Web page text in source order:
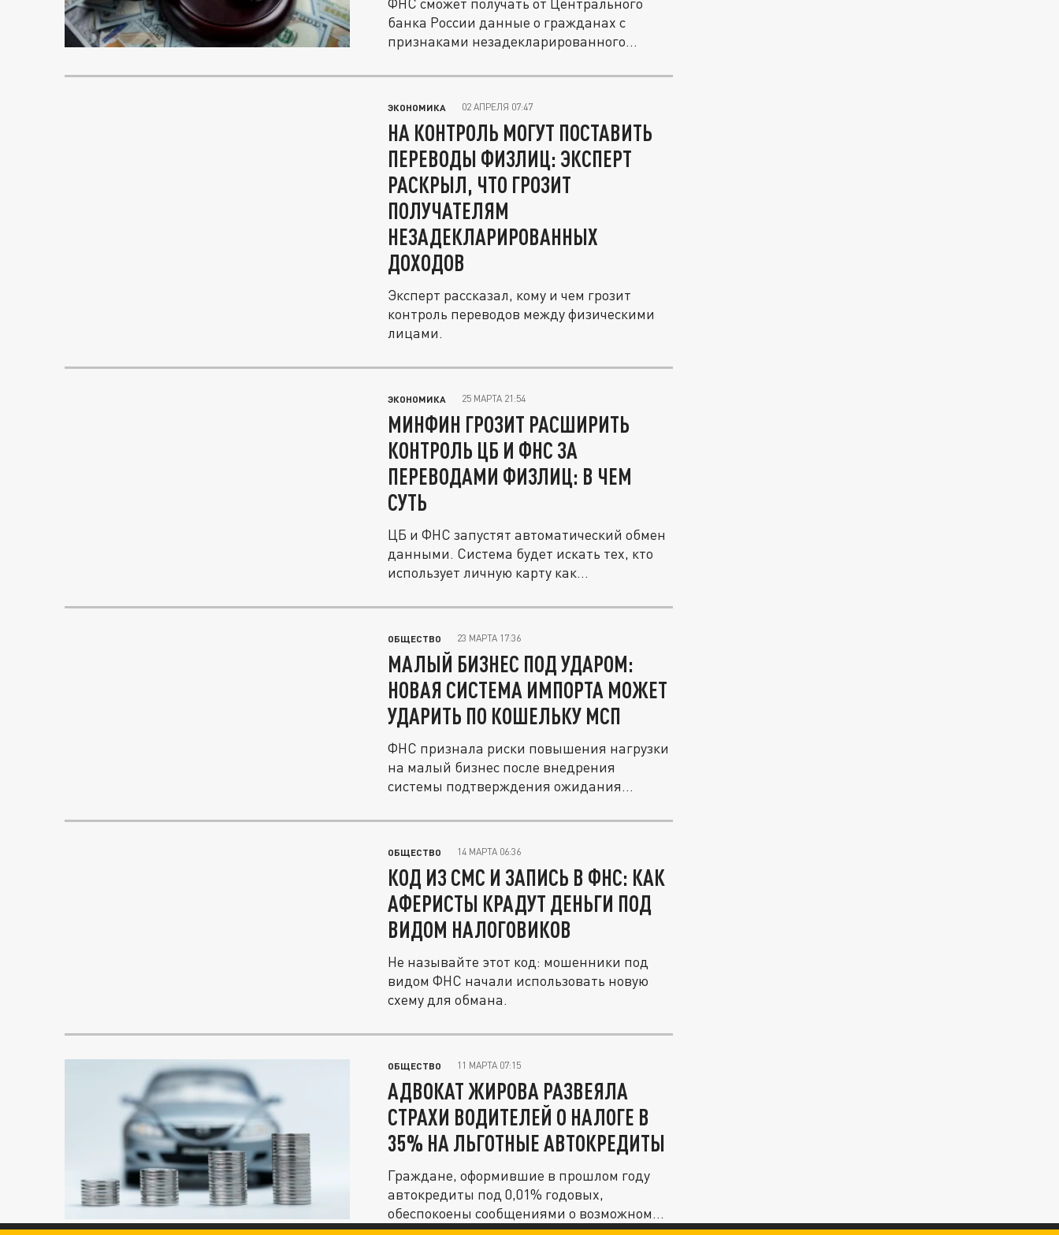
банка России данные о гражданах с
признаками незадекларированного
ЭКОНОМИКА 02 АПРЕЛЯ 07:47
НА КОНТРОЛЬ МОГУТ ПОСТАВИТЬ
ПЕРЕВОДЫ ФИЗЛИЦ: ЭКСПЕРТ
РАСКРЫЛ, ЧТО ГРОЗИТ
ПОЛУЧАТЕЛЯМ
НЕЗАДЕКЛАРИРОВАННЫХ
ДОХОДОВ
Эксперт рассказал, кому и чем грозит
контроль переводов между физическими
лицами.
ЭКОНОМИКА 25 МАРТА 21:54
МИНФИН ГРОЗИТ РАСШИРИТЬ
КОНТРОЛЬ ЦБ И ФНС ЗА
ПЕРЕВОДАМИ ФИЗЛИЦ: В ЧЕМ
СУТЬ
ЦБ и ФНС запустят автоматический обмен
данными. Система будет искать тех, кто
использует личную карту как...
ОБЩЕСТВО 23 МАРТА 17:36
МАЛЫЙ БИЗНЕС ПОД УДАРОМ:
НОВАЯ СИСТЕМА ИМПОРТА МОЖЕТ
УДАРИТЬ ПО КОШЕЛЬКУ МСП
ФНС признала риски повышения нагрузки
на малый бизнес после внедрения
системы подтверждения ожидания
ОБЩЕСТВО 14 МАРТА 06:36
КОД ИЗ СМС И ЗАПИСЬ В ФНС: КАК
АФЕРИСТЫ КРАДУТ ДЕНЬГИ ПОД
ВИДОМ НАЛОГОВИКОВ
Не называйте этот код: мошенники под
видом ФНС начали использовать новую
схему для обмана.
ОБЩЕСТВО 11 МАРТА 07:15
АДВОКАТ ЖИРОВА РАЗВЕЯЛА
СТРАХИ ВОДИТЕЛЕЙ О НАЛОГЕ В
35% НА ЛЬГОТНЫЕ АВТОКРЕДИТЫ
Граждане, оформившие в прошлом году
автокредиты под 0,01% годовых,
обеспокоены сообщениями о возможном